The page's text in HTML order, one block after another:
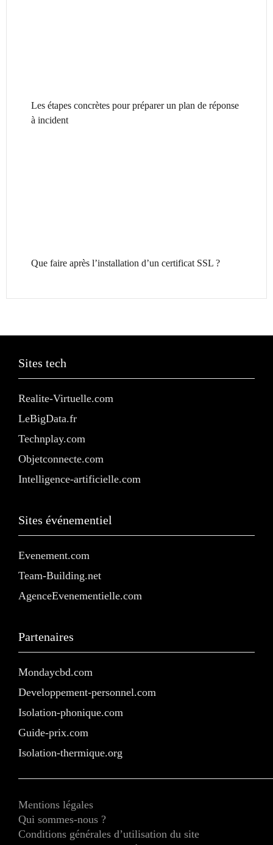
Les étapes concrètes pour préparer un plan de réponse
à incident
Que faire après l’installation d’un certificat SSL ?
Sites tech
Realite-Virtuelle.com
LeBigData.fr
Technplay.com
Objetconnecte.com
Intelligence-artificielle.com
Sites événementiel
Evenement.com
Team-Building.net
AgenceEvenementielle.com
Partenaires
Mondaycbd.com
Developpement-personnel.com
Isolation-phonique.com
Guide-prix.com
Isolation-thermique.org
Mentions légales
Qui sommes-nous ?
Conditions générales d’utilisation du site